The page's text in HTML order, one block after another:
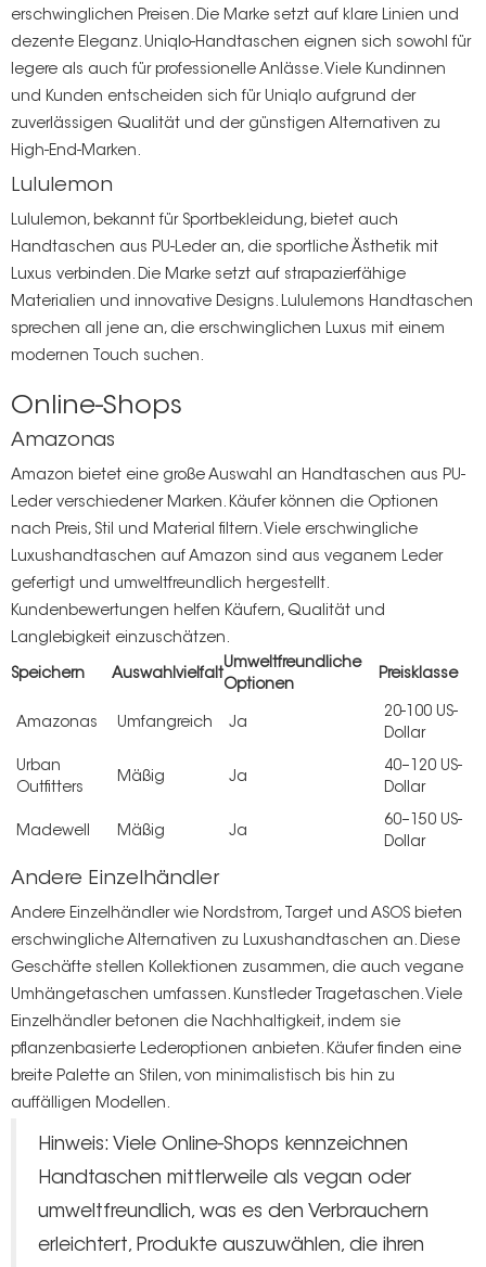
erschwinglichen Preisen. Die Marke setzt auf klare Linien und
dezente Eleganz. Uniqlo-Handtaschen eignen sich sowohl für
legere als auch für professionelle Anlässe. Viele Kundinnen
und Kunden entscheiden sich für Uniqlo aufgrund der
zuverlässigen Qualität und der günstigen Alternativen zu
High-End-Marken.
Lululemon
Lululemon, bekannt für Sportbekleidung, bietet auch
Handtaschen aus PU-Leder an, die sportliche Ästhetik mit
Luxus verbinden. Die Marke setzt auf strapazierfähige
Materialien und innovative Designs. Lululemons Handtaschen
sprechen all jene an, die erschwinglichen Luxus mit einem
modernen Touch suchen.
Online-Shops
Amazonas
Amazon bietet eine große Auswahl an Handtaschen aus PU-
Leder verschiedener Marken. Käufer können die Optionen
nach Preis, Stil und Material filtern. Viele erschwingliche
Luxushandtaschen auf Amazon sind aus veganem Leder
gefertigt und umweltfreundlich hergestellt.
Kundenbewertungen helfen Käufern, Qualität und
Langlebigkeit einzuschätzen.
Speichern Auswahlvielfalt
Umweltfreundliche
Optionen
Preisklasse
Amazonas Umfangreich Ja
20-100 US-
Dollar
Urban
Outfitters
Mäßig Ja
40–120 US-
Dollar
Madewell Mäßig Ja
60–150 US-
Dollar
Andere Einzelhändler
Andere Einzelhändler wie Nordstrom, Target und ASOS bieten
erschwingliche Alternativen zu Luxushandtaschen an. Diese
Geschäfte stellen Kollektionen zusammen, die auch vegane
Umhängetaschen umfassen. KunstlederTragetaschen. Viele
Einzelhändler betonen die Nachhaltigkeit, indem sie
pflanzenbasierte Lederoptionen anbieten. Käufer finden eine
breite Palette an Stilen, von minimalistisch bis hin zu
auffälligen Modellen.
Hinweis: Viele Online-Shops kennzeichnen
Handtaschen mittlerweile als vegan oder
umweltfreundlich, was es den Verbrauchern
erleichtert, Produkte auszuwählen, die ihren